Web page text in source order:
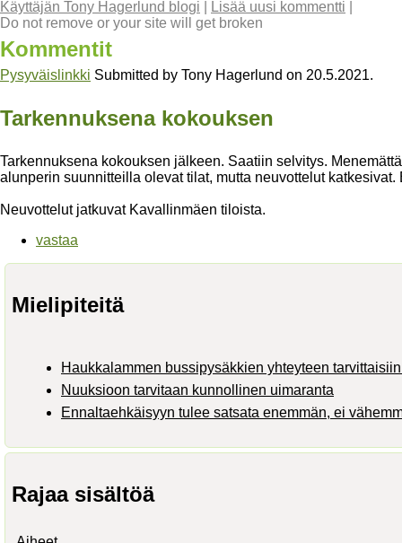
Käyttäjän Tony Hagerlund blogi Lisää uusi kommentti
Do not remove or your site will get broken
Kommentit
Pysyväislinkki Submitted by Tony Hagerlund on 20.5.2021.
Tarkennuksena kokouksen
Tarkennuksena kokouksen jälkeen. Saatiin selvitys.
alunperin suunnitteilla olevat tilat, mutta neuvottelut
Neuvottelut jatkuvat Kavallinmäen tiloista.
vastaa
Mielipiteitä
Haukkalammen bussipysäkkien yhteyteen
Nuuksioon tarvitaan kunnollinen uimaranta
Ennaltaehkäisyyn tulee satsata enemmän, ei
Rajaa sisältöä